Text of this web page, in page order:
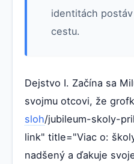
identitách
cestu.
Dejstvo I. Začína sa
svojmu otcovi, že
sloh/jubileum-skoly-
link" title="Viac o:
nadšený a ďakuje